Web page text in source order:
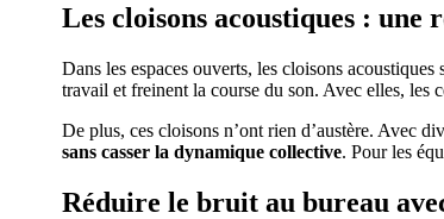
Les cloisons acoustiques : une
Dans les espaces ouverts, les cloisons acoustiques
travail et freinent la course du son. Avec elles, les
De plus, ces cloisons n’ont rien d’austère. Avec
sans casser la dynamique collective. Pour les
Réduire le bruit au bureau